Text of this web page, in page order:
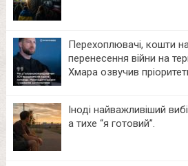
Перехоплювачі, кошти
перенесення війни на
Хмара озвучив
Іноді найважливіший
а тихе “я готовий”.